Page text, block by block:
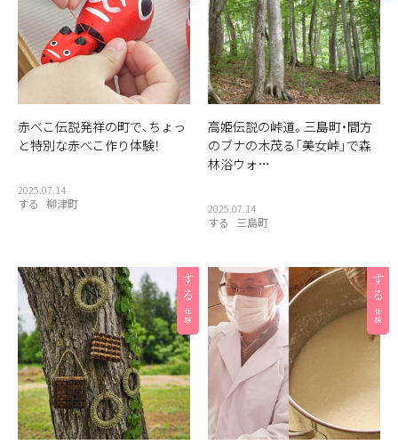
赤べこ伝説発祥の町で、ちょっ
と特別な赤べこ作り体験！
2025.07.14
する 柳津町
高姫伝説の峠道。三島町・間方
のブナの木茂る「美女峠」で森
林浴ウォ…
2025.07.14
する 三島町